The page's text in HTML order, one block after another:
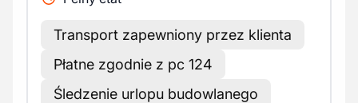
Transport zapewniony przez klienta
Płatne zgodnie z pc 124
Śledzenie urlopu budowlanego